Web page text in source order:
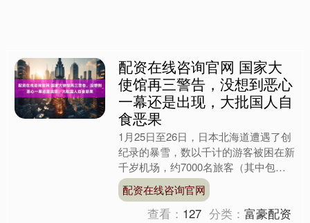
配资在线咨询官网 国家大
使馆再三警告，没想到恶心
一幕还是出现，大批国人自
食恶果
1月25日至26日，日本北海道遭遇了创
纪录的暴雪，数以千计的游客被困在新
千岁机场，约7000名旅客（其中包括
大量中国游客）由于航班取消滞留在机
场，另有数千名游客....
配资在线咨询官网
查看： 127 分类：富豪配资